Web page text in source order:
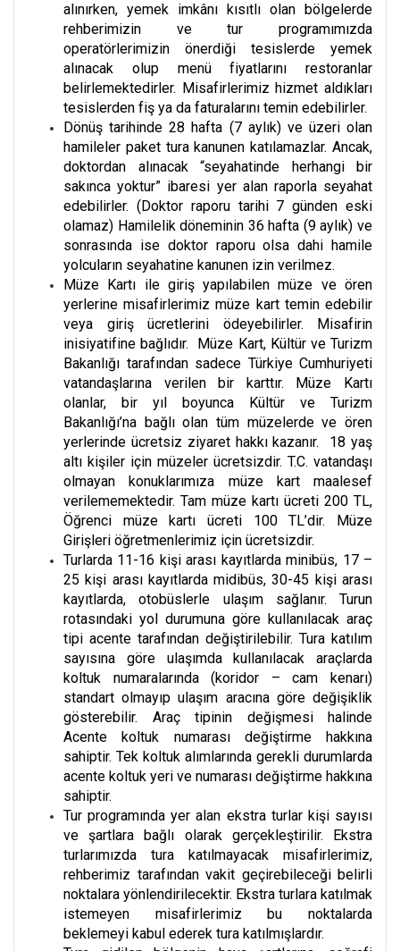
alınırken, yemek imkânı kısıtlı olan bölgelerde
rehberimizin ve tur programımızda
operatörlerimizin önerdiği tesislerde yemek
alınacak olup menü fiyatlarını restoranlar
belirlemektedirler. Misafirlerimiz hizmet aldıkları
tesislerden fiş ya da faturalarını temin edebilirler.
Dönüş tarihinde 28 hafta (7 aylık) ve üzeri olan
hamileler paket tura kanunen katılamazlar. Ancak,
doktordan alınacak “seyahatinde herhangi bir
sakınca yoktur” ibaresi yer alan raporla seyahat
edebilirler. (Doktor raporu tarihi 7 günden eski
olamaz) Hamilelik döneminin 36 hafta (9 aylık) ve
sonrasında ise doktor raporu olsa dahi hamile
yolcuların seyahatine kanunen izin verilmez.
Müze Kartı ile giriş yapılabilen müze ve ören
yerlerine misafirlerimiz müze kart temin edebilir
veya giriş ücretlerini ödeyebilirler. Misafirin
inisiyatifine bağlıdır. Müze Kart, Kültür ve Turizm
Bakanlığı tarafından sadece Türkiye Cumhuriyeti
vatandaşlarına verilen bir karttır. Müze Kartı
olanlar, bir yıl boyunca Kültür ve Turizm
Bakanlığı’na bağlı olan tüm müzelerde ve ören
yerlerinde ücretsiz ziyaret hakkı kazanır. 18 yaş
altı kişiler için müzeler ücretsizdir. T.C. vatandaşı
olmayan konuklarımıza müze kart maalesef
verilememektedir. Tam müze kartı ücreti 200 TL,
Öğrenci müze kartı ücreti 100 TL’dir. Müze
Girişleri öğretmenlerimiz için ücretsizdir.
Turlarda 11-16 kişi arası kayıtlarda minibüs, 17 –
25 kişi arası kayıtlarda midibüs, 30-45 kişi arası
kayıtlarda, otobüslerle ulaşım sağlanır. Turun
rotasındaki yol durumuna göre kullanılacak araç
tipi acente tarafından değiştirilebilir. Tura katılım
sayısına göre ulaşımda kullanılacak araçlarda
koltuk numaralarında (koridor – cam kenarı)
standart olmayıp ulaşım aracına göre değişiklik
gösterebilir. Araç tipinin değişmesi halinde
Acente koltuk numarası değiştirme hakkına
sahiptir. Tek koltuk alımlarında gerekli durumlarda
acente koltuk yeri ve numarası değiştirme hakkına
sahiptir.
Tur programında yer alan ekstra turlar kişi sayısı
ve şartlara bağlı olarak gerçekleştirilir. Ekstra
turlarımızda tura katılmayacak misafirlerimiz,
rehberimiz tarafından vakit geçirebileceği belirli
noktalara yönlendirilecektir. Ekstra turlara katılmak
istemeyen misafirlerimiz bu noktalarda
beklemeyi kabul ederek tura katılmışlardır.